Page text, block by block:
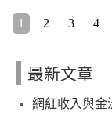
1 2 3 4
最新文章
網紅收入與金